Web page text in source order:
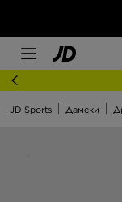
JD Sports Дамски